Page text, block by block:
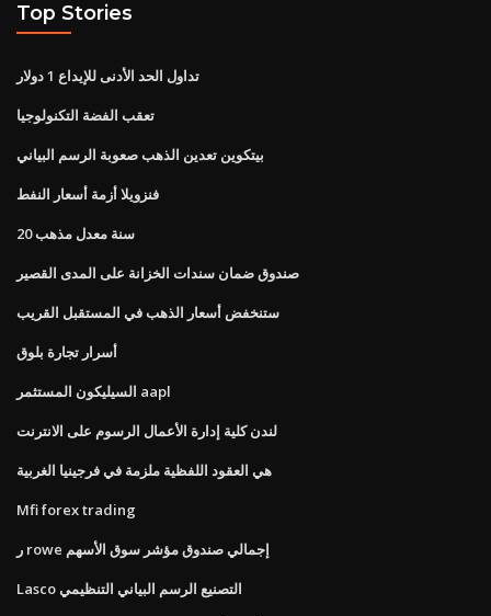
Top Stories
تداول الحد الأدنى للإيداع 1 دولار
تعقب الفضة التكنولوجيا
بيتكوين تعدين الذهب صعوبة الرسم البياني
فنزويلا أزمة أسعار النفط
20 سنة معدل مذهب
صندوق ضمان سندات الخزانة على المدى القصير
ستنخفض أسعار الذهب في المستقبل القريب
أسرار تجارة بلوق
السيليكون المستثمر aapl
لندن كلية إدارة الأعمال الرسوم على الانترنت
هي العقود اللفظية ملزمة في فرجينيا الغربية
Mfi forex trading
ر rowe إجمالي صندوق مؤشر سوق الأسهم
Lasco التصنيع الرسم البياني التنظيمي